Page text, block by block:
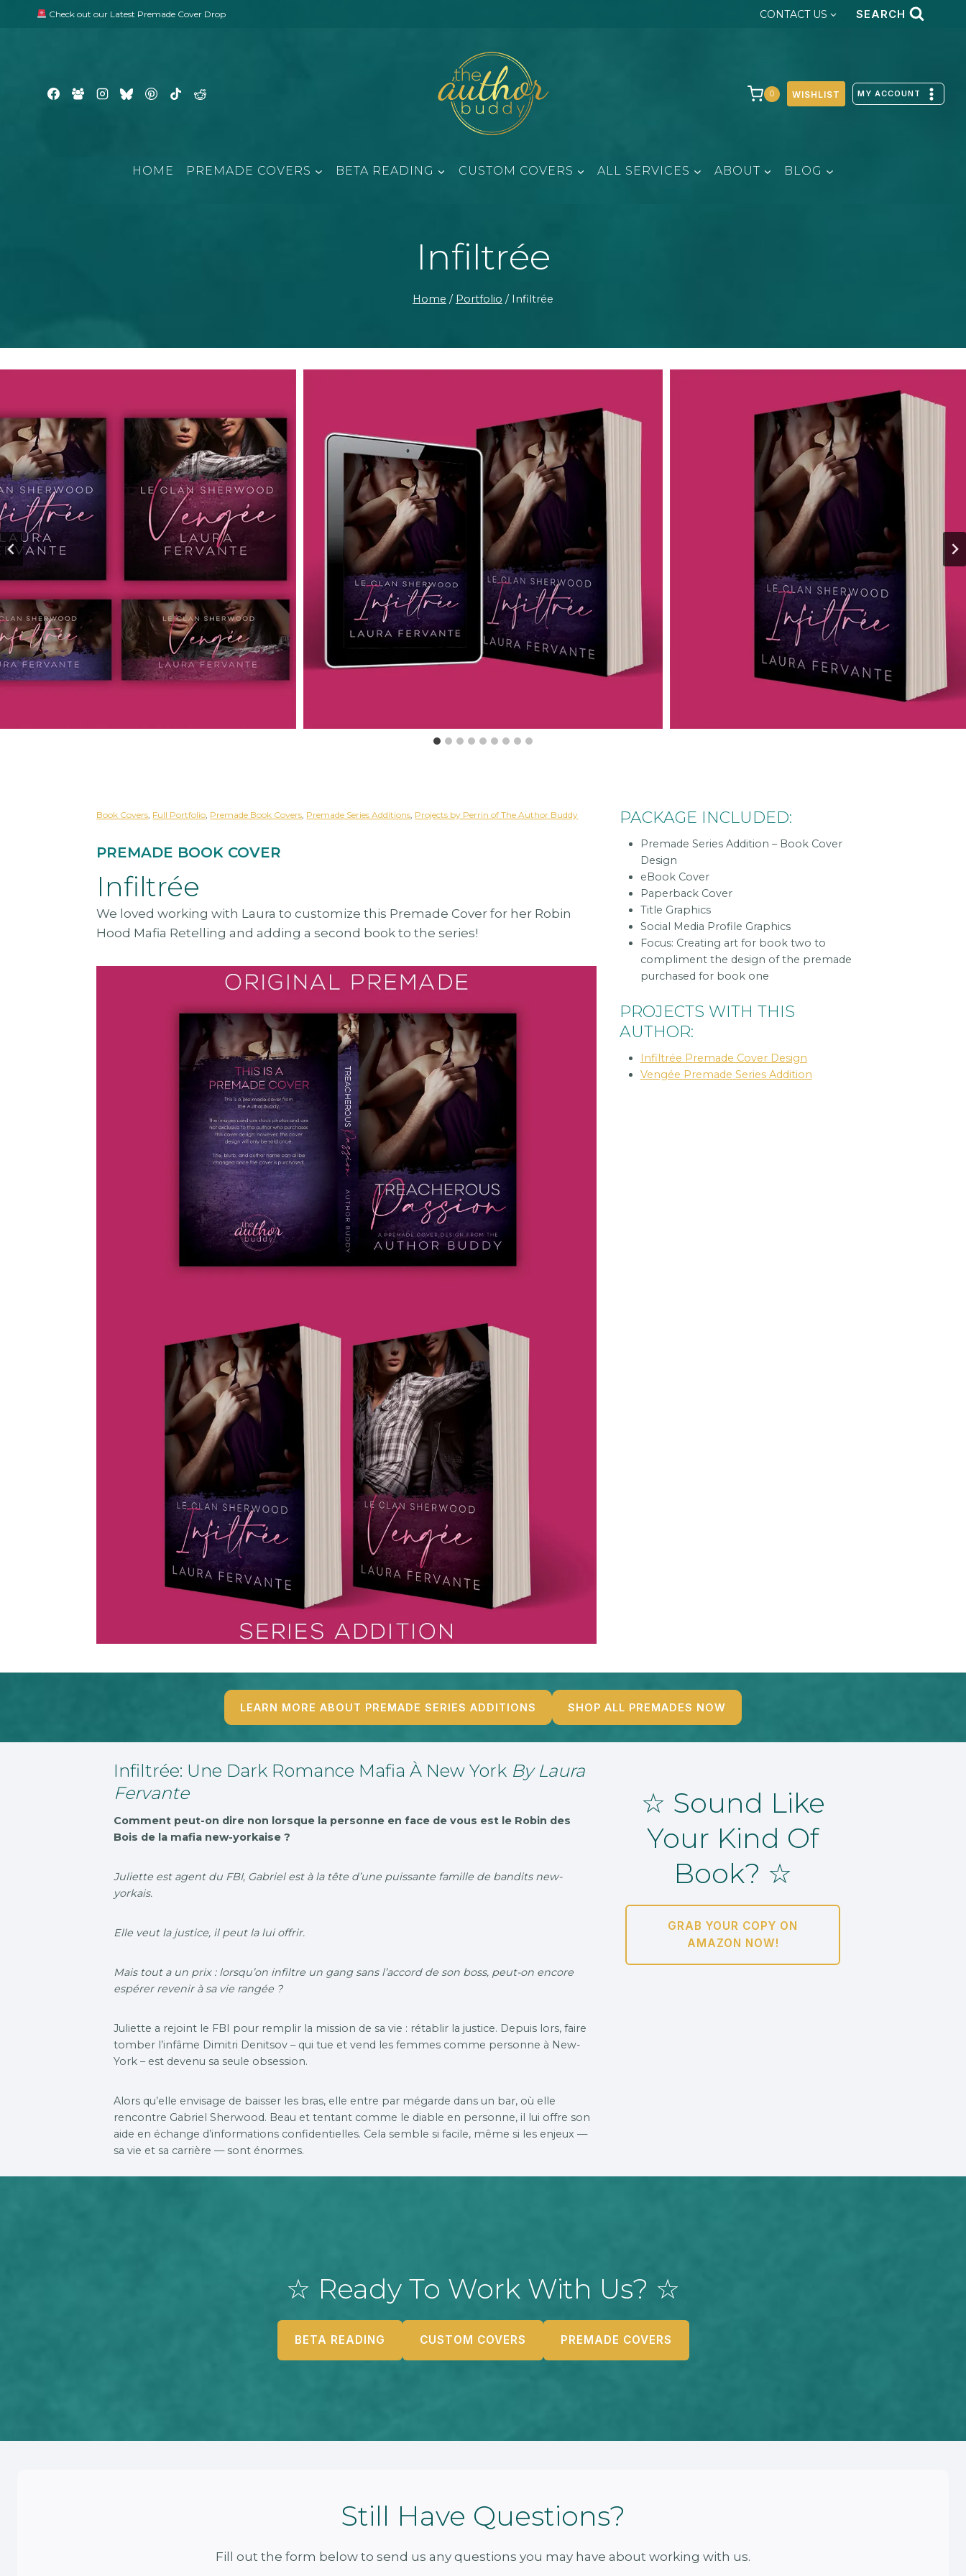
Check out our Latest Premade Cover Drop CONTACT US SEARCH
0 WISHLIST MY ACCOUNT
HOME PREMADE COVERS BETA READING CUSTOM COVERS ALL SERVICES ABOUT BLOG
Infiltrée
Home / Portfolio / Infiltrée
Book Covers Full Portfolio Premade Book Covers Premade Series Additions Projects by Perrin of The Author Buddy
PREMADE BOOK COVER
Infiltrée
We loved working with Laura to customize this Premade Cover for her Robin
Hood Mafia Retelling and adding a second book to the series!
PACKAGE INCLUDED:
Premade Series Addition – Book Cover
Design
eBook Cover
Paperback Cover
Title Graphics
Social Media Profile Graphics
Focus: Creating art for book two to
compliment the design of the premade
purchased for book one
PROJECTS WITH THIS
AUTHOR:
Infiltrée Premade Cover Design
Vengée Premade Series Addition
LEARN MORE ABOUT PREMADE SERIES ADDITIONS SHOP ALL PREMADES NOW
Infiltrée: Une Dark Romance Mafia À New York By Laura
Fervante
Comment peut-on dire non lorsque la personne en face de vous est le Robin des
Bois de la mafia new-yorkaise ?
Juliette est agent du FBI, Gabriel est à la tête d’une puissante famille de bandits new-
yorkais.
Elle veut la justice, il peut la lui offrir.
Mais tout a un prix : lorsqu’on infiltre un gang sans l’accord de son boss, peut-on encore
espérer revenir à sa vie rangée ?
Juliette a rejoint le FBI pour remplir la mission de sa vie : rétablir la justice. Depuis lors, faire
tomber l’infâme Dimitri Denitsov – qui tue et vend les femmes comme personne à New-
York – est devenu sa seule obsession.
Alors qu’elle envisage de baisser les bras, elle entre par mégarde dans un bar, où elle
rencontre Gabriel Sherwood. Beau et tentant comme le diable en personne, il lui offre son
aide en échange d’informations confidentielles. Cela semble si facile, même si les enjeux —
sa vie et sa carrière — sont énormes.
☆ Sound Like
Your Kind Of
Book? ☆
GRAB YOUR COPY ON
AMAZON NOW!
☆ Ready To Work With Us? ☆
BETA READING CUSTOM COVERS PREMADE COVERS
Still Have Questions?
Fill out the form below to send us any questions you may have about working with us.